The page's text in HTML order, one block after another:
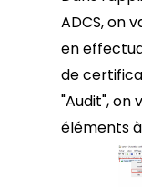
ADCS, on
en
de
"Audit", on
éléments